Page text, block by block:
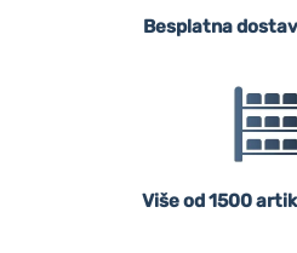
Besplatna
Više od 1500